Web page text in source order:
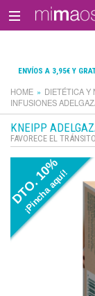
ENVÍOS A 3,95€ Y
HOME DIETÉTICA Y
INFUSIONES
KNEIPP
FAVORECE EL
DTO. 10%
¡Pincha aquí!